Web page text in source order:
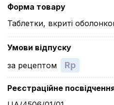
Форма товару
Таблетки, вкриті
Умови відпуску
за рецептом
Rp
Реєстраційне